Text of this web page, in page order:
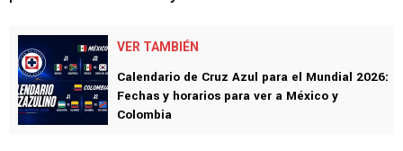
VER TAMBIÉN
Calendario de Cruz Azul para el Mundial 2026:
Fechas y horarios para ver a México y
Colombia